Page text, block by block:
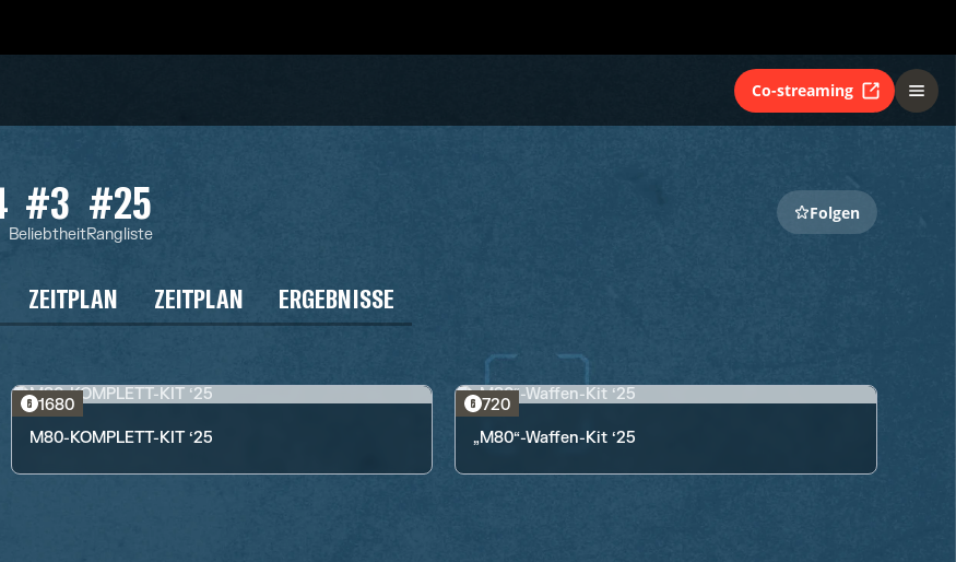
Co-streaming
#3
Beliebtheit
#25
Rangliste
Folgen
ZEITPLAN ZEITPLAN ERGEBNISSE
1680
M80-KOMPLETT-KIT ‘25
720
„M80“-Waffen-Kit ‘25